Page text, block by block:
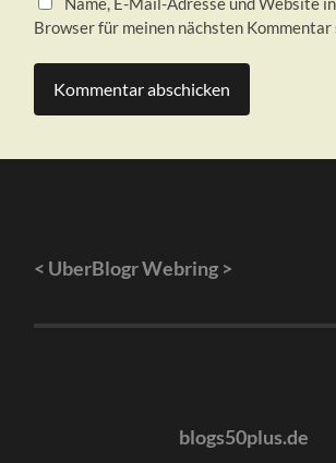
Browser für meinen nächsten Kommentar
< UberBlogr Webring >
blogs50plus.de